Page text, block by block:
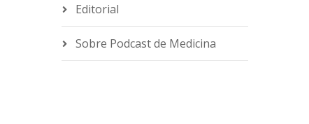
Editorial
Sobre Podcast de Medicina